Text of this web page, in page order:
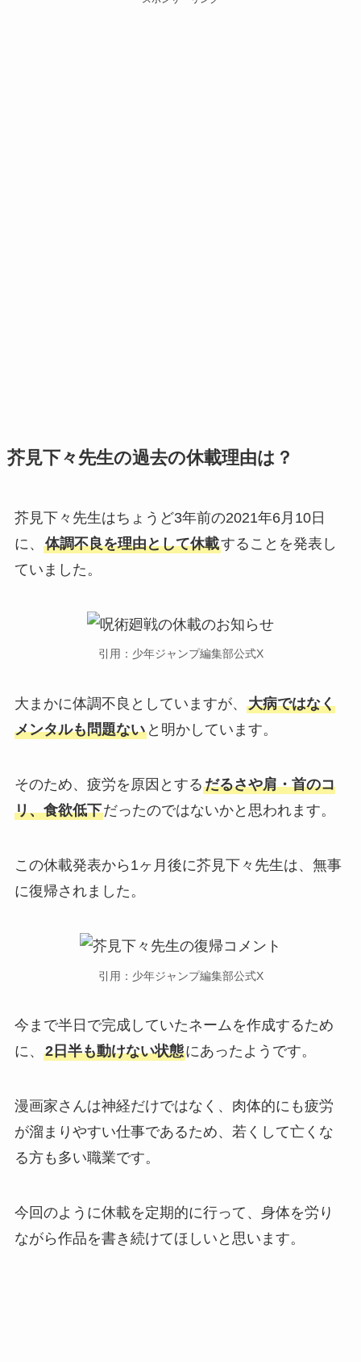
芥見下々先生の過去の休載理由は？
芥見下々先生はちょうど3年前の2021年6月10日
に、 体調不良を理由として休載することを発表し
ていました。
引用：少年ジャンプ編集部公式X
大まかに体調不良としていますが、 大病ではなく
メンタルも問題ないと明かしています。
そのため、疲労を原因とするだるさや肩・首のコ
リ、食欲低下だったのではないかと思われます。
この休載発表から1ヶ月後に芥見下々先生は、無事
に復帰されました。
引用：少年ジャンプ編集部公式X
今まで半日で完成していたネームを作成するため
に、 2日半も動けない状態にあったようです。
漫画家さんは神経だけではなく、肉体的にも疲労
が溜まりやすい仕事であるため、若くして亡くな
る方も多い職業です。
今回のように休載を定期的に行って、身体を労り
ながら作品を書き続けてほしいと思います。